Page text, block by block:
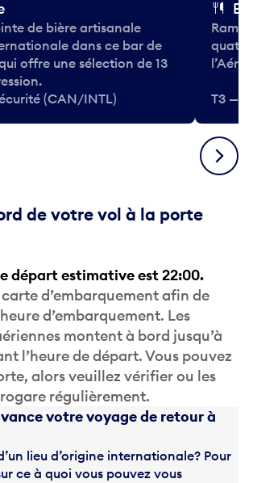
de bière artisanale
dans ce bar de
offre une sélection de 13
(CAN/INTL)
Suivant
d’embarquement afin de
d’embarquement. Les
montent à bord jusqu’à
l’heure de départ. Vous pouvez
alors veuillez vérifier ou les
régulièrement.
votre voyage de retour à
lieu d’origine internationale? Pour
ce à quoi vous pouvez vous